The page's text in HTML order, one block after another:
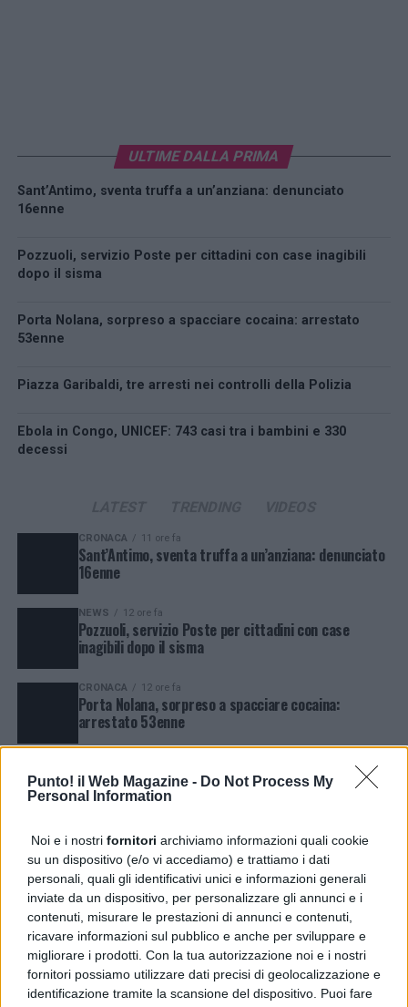
Punto! il Web Magazine - Do Not Process My
Personal Information
Noi e i nostri fornitori archiviamo informazioni quali cookie
su un dispositivo (e/o vi accediamo) e trattiamo i dati
personali, quali gli identificativi unici e informazioni generali
inviate da un dispositivo, per personalizzare gli annunci e i
contenuti, misurare le prestazioni di annunci e contenuti,
ricavare informazioni sul pubblico e anche per sviluppare e
migliorare i prodotti. Con la tua autorizzazione noi e i nostri
fornitori possiamo utilizzare dati precisi di geolocalizzazione e
identificazione tramite la scansione del dispositivo. Puoi fare
ULTIME DALLA PRIMA
Sant’Antimo, sventa truffa a un’anziana: denunciato
16enne
Pozzuoli, servizio Poste per cittadini con case inagibili
dopo il sisma
Porta Nolana, sorpreso a spacciare cocaina: arrestato
53enne
Piazza Garibaldi, tre arresti nei controlli della Polizia
Ebola in Congo, UNICEF: 743 casi tra i bambini e 330
decessi
CRONACA 11 ore fa
Sant’Antimo, sventa truffa a un’anziana: denunciato
16enne
NEWS 12 ore fa
Pozzuoli, servizio Poste per cittadini con case
inagibili dopo il sisma
CRONACA 12 ore fa
Porta Nolana, sorpreso a spacciare cocaina:
arrestato 53enne
Piazza Garibaldi, tre arresti nei controlli della Polizia
ESTERI 20 ore fa
Ebola in Congo, UNICEF: 743 casi tra i bambini e 330
decessi
NEWS 21 ore fa
Guasto all’Acquedotto Campano, stop all’acqua tra
Qualiano e Villaricca
NEWS 4 giorni fa
Qualiano, albero mutilato in Santa Maria a Cubito: